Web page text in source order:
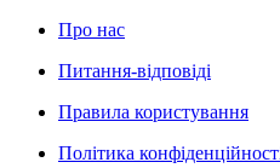
Про нас
Питання-відповіді
Правила користування
Політика